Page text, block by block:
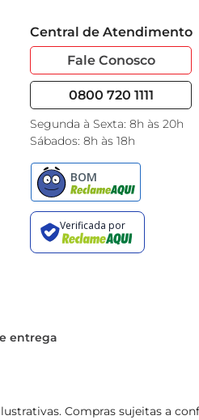
Central de Atendimento
Fale Conosco
0800 720 1111
Segunda à Sexta: 8h às 20h
Sábados: 8h às 18h
entrega
Compras sujeitas a